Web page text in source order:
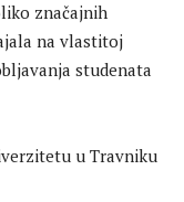
značajnih
na vlastitoj
studenata